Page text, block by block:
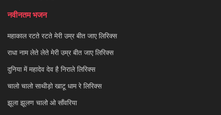
नवीनतम भजन
महाकाल रटते रटते मेरी उम्र बीत जाए लिरिक्स
राधा नाम लेते लेते मेरी उम्र बीत जाए लिरिक्स
दुनिया में महादेव देव है निराले लिरिक्स
चालो चालो साथीड़ो खाटू धाम रे लिरिक्स
झूला झूलण चालो ओ साँवरिया